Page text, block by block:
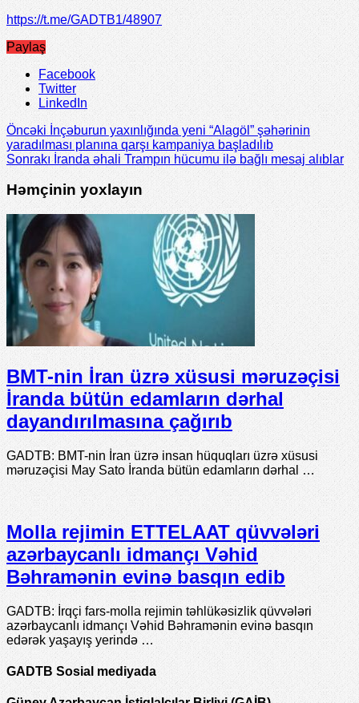
https://t.me/GADTB1/48907
Paylaş
Facebook
Twitter
LinkedIn
Öncəkiİnçəburun yaxınlığında yeni “Alagöl” şəhərinin
yaradılması planına qarşı kampaniya başladılıb
Sonrakıİranda əhali Trampın hücumu ilə bağlı mesaj alıblar
Həmçinin yoxlayın
BMT-nin İran üzrə xüsusi məruzəçisi
İranda bütün edamların dərhal
dayandırılmasına çağırıb
GADTB: BMT-nin İran üzrə insan hüquqları üzrə xüsusi
məruzəçisi May Sato İranda bütün edamların dərhal …
Molla rejimin ETTELAAT qüvvələri
azərbaycanlı idmançı Vəhid
Bəhramənin evinə basqın edib
GADTB: İrqçi fars-molla rejimin təhlükəsizlik qüvvələri
azərbaycanlı idmançı Vəhid Bəhramənin evinə basqın
edərək yaşayış yerində …
GADTB Sosial mediyada